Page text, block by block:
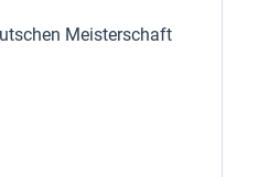
Meisterschaft